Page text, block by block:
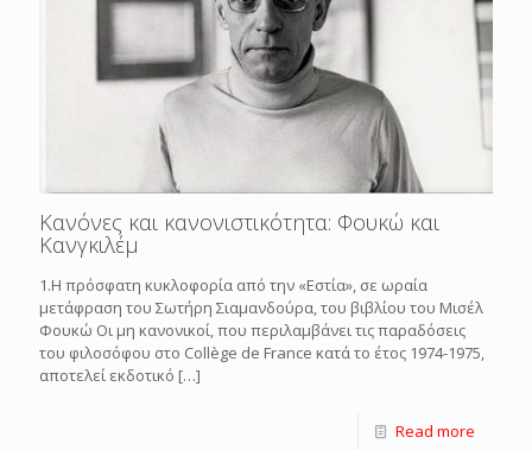
Κανόνες και κανονιστικότητα: Φουκώ και
Κανγκιλέμ
1.Η πρόσφατη κυκλοφορία από την «Εστία», σε ωραία
μετάφραση του Σωτήρη Σιαμανδούρα, του βιβλίου του Μισέλ
Φουκώ Οι μη κανονικοί, που περιλαμβάνει τις παραδόσεις
του φιλοσόφου στο Collège de France κατά το έτος 1974-1975,
αποτελεί εκδοτικό […]
Read more